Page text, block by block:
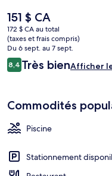
Le
prix
actuel
est
de 151 $ CA
151 $ CA
172 $ CA au total
(taxes et frais compris)
Du 6 sept. au 7 sept.
Avis
8,48,4 sur 10 –
Très bienAfficher
Commodités
Piscine
Stationnement